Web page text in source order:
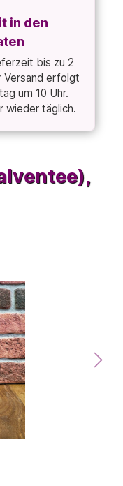
in den
bis zu 2
Versand erfolgt
um 10 Uhr.
wieder täglich.